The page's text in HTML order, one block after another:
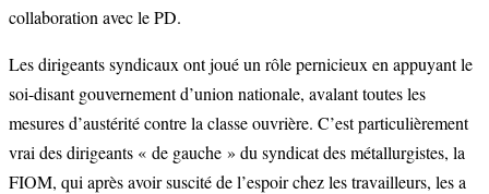
collaboration avec le PD.
Les dirigeants syndicaux ont joué un rôle pernicieux en appuyant le
soi-disant gouvernement d’union nationale, avalant toutes les
mesures d’austérité contre la classe ouvrière. C’est particulièrement
vrai des dirigeants « de gauche » du syndicat des métallurgistes, la
FIOM, qui après avoir suscité de l’espoir chez les travailleurs, les a